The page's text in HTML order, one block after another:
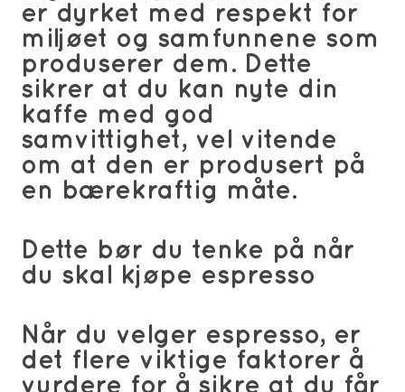
er dyrket med respekt for
miljøet og samfunnene som
produserer dem. Dette
sikrer at du kan nyte din
kaffe med god
samvittighet, vel vitende
om at den er produsert på
en bærekraftig måte.
Dette bør du tenke på når
du skal kjøpe espresso
Når du velger espresso, er
det flere viktige faktorer å
vurdere for å sikre at du får